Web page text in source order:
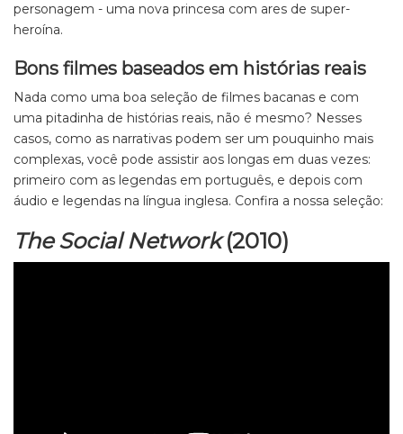
personagem - uma nova princesa com ares de super-
heroína.
Bons filmes baseados em histórias reais
Nada como uma boa seleção de filmes bacanas e com
uma pitadinha de histórias reais, não é mesmo? Nesses
casos, como as narrativas podem ser um pouquinho mais
complexas, você pode assistir aos longas em duas vezes:
primeiro com as legendas em português, e depois com
áudio e legendas na língua inglesa. Confira a nossa seleção:
The Social Network(2010)